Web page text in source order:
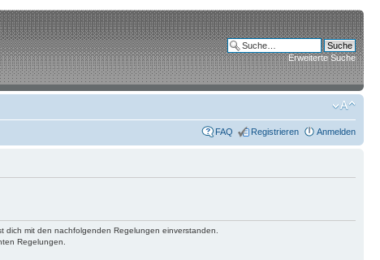
Erweiterte Suche
FAQ Registrieren Anmelden
dich mit den nachfolgenden Regelungen einverstanden.
Regelungen.